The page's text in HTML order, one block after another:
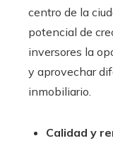
centro de la
potencial de
inversores la
y aprovechar
inmobiliario.
Calidad y